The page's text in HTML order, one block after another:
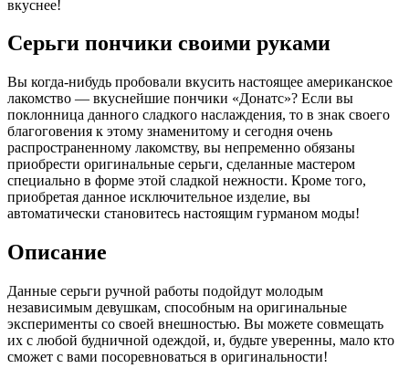
вкуснее!
Серьги пончики своими руками
Вы когда-нибудь пробовали вкусить настоящее американское
лакомство — вкуснейшие пончики «Донатс»? Если вы
поклонница данного сладкого наслаждения, то в знак своего
благоговения к этому знаменитому и сегодня очень
распространенному лакомству, вы непременно обязаны
приобрести оригинальные серьги, сделанные мастером
специально в форме этой сладкой нежности. Кроме того,
приобретая данное исключительное изделие, вы
автоматически становитесь настоящим гурманом моды!
Описание
Данные серьги ручной работы подойдут молодым
независимым девушкам, способным на оригинальные
эксперименты со своей внешностью. Вы можете совмещать
их с любой будничной одеждой, и, будьте уверенны, мало кто
сможет с вами посоревноваться в оригинальности!